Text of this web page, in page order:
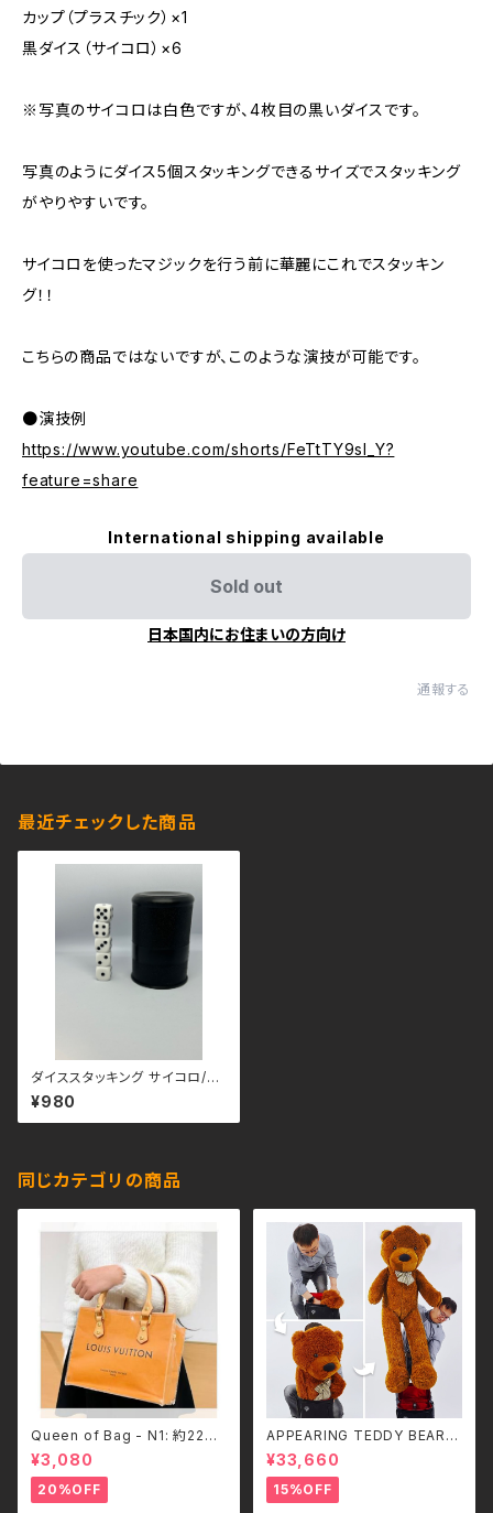
カップ（プラスチック）×1
黒ダイス（サイコロ）×6
※写真のサイコロは白色ですが、4枚目の黒いダイスです。
写真のようにダイス5個スタッキングできるサイズでスタッキング
がやりやすいです。
サイコロを使ったマジックを行う前に華麗にこれでスタッキン
グ！！
こちらの商品ではないですが、このような演技が可能です。
●演技例
https://www.youtube.com/shorts/FeTtTY9sl_Y?
feature=share
International shipping available
Sold out
日本国内にお住まいの方向け
通報する
最近チェックした商品
ダイススタッキング サイコロ/黒
ダイス×6個 + ダイスカップ （M
urphy製）
¥980
同じカテゴリの商品
Queen of Bag - N1: 約22×1
1.5×18cm (横型・底鋲つき)
¥3,080
20%OFF
APPEARING TEDDY BEAR
（LARGE）
¥33,660
15%OFF